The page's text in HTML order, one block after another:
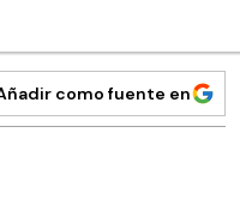
como fuente en